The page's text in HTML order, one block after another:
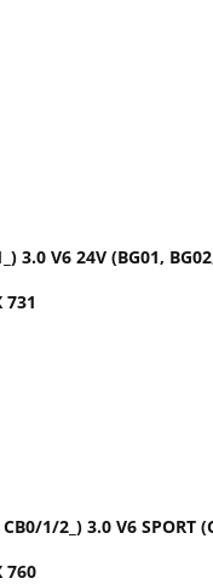
3.0 V6 24V (BG01,
731
1/2_) 3.0 V6 SPORT
760